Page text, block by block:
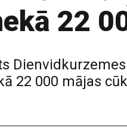
22
22 000 mājas